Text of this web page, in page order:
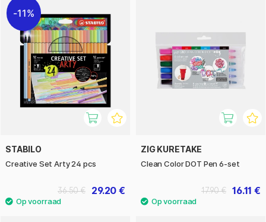
11%
STABILO
Creative Set Arty 24 pcs
29.20 €
36.50 €
ZIG KURETAKE
Clean Color DOT Pen 6-set
16.11 €
17.90 €